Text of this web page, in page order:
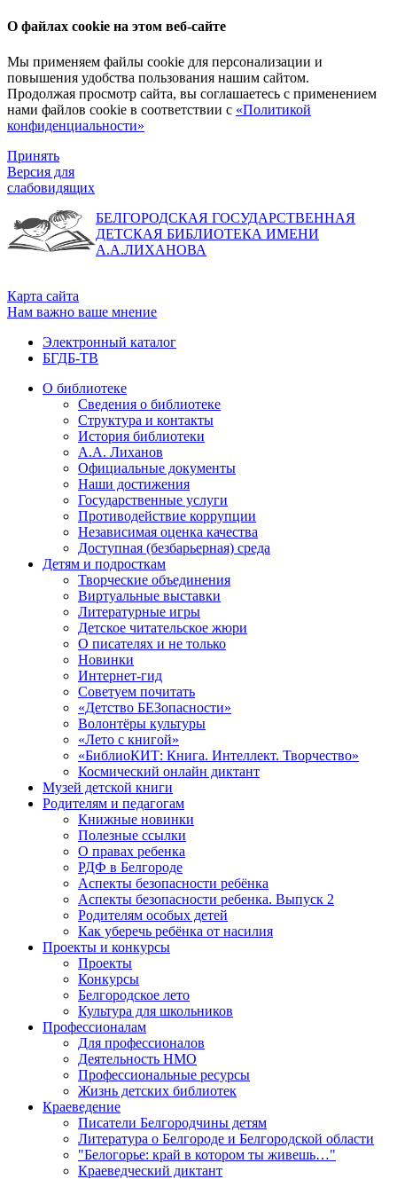
О файлах cookie на этом веб-сайте
Мы применяем файлы cookie для персонализации и
повышения удобства пользования нашим сайтом.
Продолжая просмотр сайта, вы соглашаетесь с применением
нами файлов cookie в соответствии с «Политикой
конфиденциальности»
Принять
Версия для
слабовидящих
БЕЛГОРОДСКАЯ ГОСУДАРСТВЕННАЯ
ДЕТСКАЯ БИБЛИОТЕКА ИМЕНИ
А.А.ЛИХАНОВА
Карта сайта
Нам важно ваше мнение
Электронный каталог
БГДБ-ТВ
О библиотеке
Сведения о библиотеке
Структура и контакты
История библиотеки
А.А. Лиханов
Официальные документы
Наши достижения
Государственные услуги
Противодействие коррупции
Независимая оценка качества
Доступная (безбарьерная) среда
Детям и подросткам
Творческие объединения
Виртуальные выставки
Литературные игры
Детское читательское жюри
О писателях и не только
Новинки
Интернет-гид
Советуем почитать
«Детство БЕЗопасности»
Волонтёры культуры
«Лето с книгой»
«БиблиоКИТ: Книга. Интеллект. Творчество»
Космический онлайн диктант
Музей детской книги
Родителям и педагогам
Книжные новинки
Полезные ссылки
О правах ребенка
РДФ в Белгороде
Аспекты безопасности ребёнка
Аспекты безопасности ребенка. Выпуск 2
Родителям особых детей
Как уберечь ребёнка от насилия
Проекты и конкурсы
Проекты
Конкурсы
Белгородское лето
Культура для школьников
Профессионалам
Для профессионалов
Деятельность НМО
Профессиональные ресурсы
Жизнь детских библиотек
Краеведение
Писатели Белгородчины детям
Литература о Белгороде и Белгородской области
"Белогорье: край в котором ты живешь…"
Краеведческий диктант